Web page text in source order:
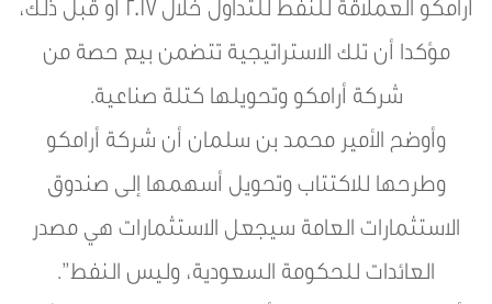
أرامكو العملاقة للنفط للتداول خلال 2017 أو قبل ذلك،
مؤكدا أن تلك الاستراتيجية تتضمن بيع حصة من
شركة أرامكو وتحويلها كتلة صناعية.
وأوضح الأمير محمد بن سلمان أن شركة أرامكو
وطرحها للاكتتاب وتحويل أسهمها إلى صندوق
الاستثمارات العامة سيجعل الاستثمارات هي مصدر
العائدات للحكومة السعودية، وليس النفط”.